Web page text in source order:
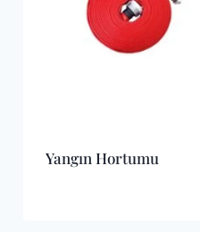
Yangın Hortumu